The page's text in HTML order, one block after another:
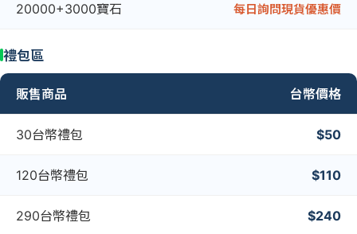
20000+3000寶石 每日詢問現貨優惠價
禮包區
販售商品 台幣價格
30台幣禮包 $50
120台幣禮包 $110
290台幣禮包 $240